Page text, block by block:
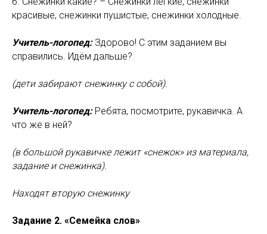
красивые, снежинки пушистые, снежинки холодные.
Учитель-логопед: Здорово! С этим заданием вы
справились. Идём дальше?
(дети забирают снежинку с собой).
Учитель-логопед: Ребята, посмотрите, рукавичка. А
что же в ней?
(в большой рукавичке лежит «снежок» из материала,
задание и снежинка).
Находят вторую снежинку
Задание 2. «Семейка слов»